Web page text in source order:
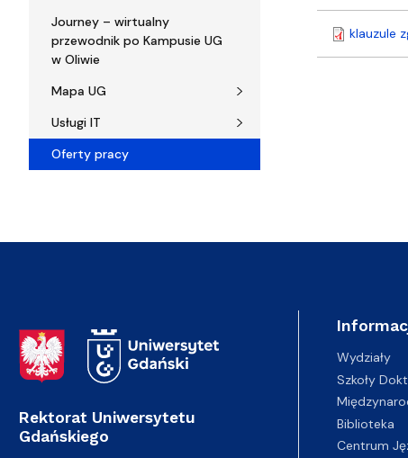
Journey – wirtualny
przewodnik po Kampusie UG
w Oliwie
Mapa UG
Usługi IT
Oferty pracy
klauzule
Adres Rektoratu
Rektorat Uniwersytetu
Gdańskiego
Wydziały
Szkoły
Biblioteka
Centrum